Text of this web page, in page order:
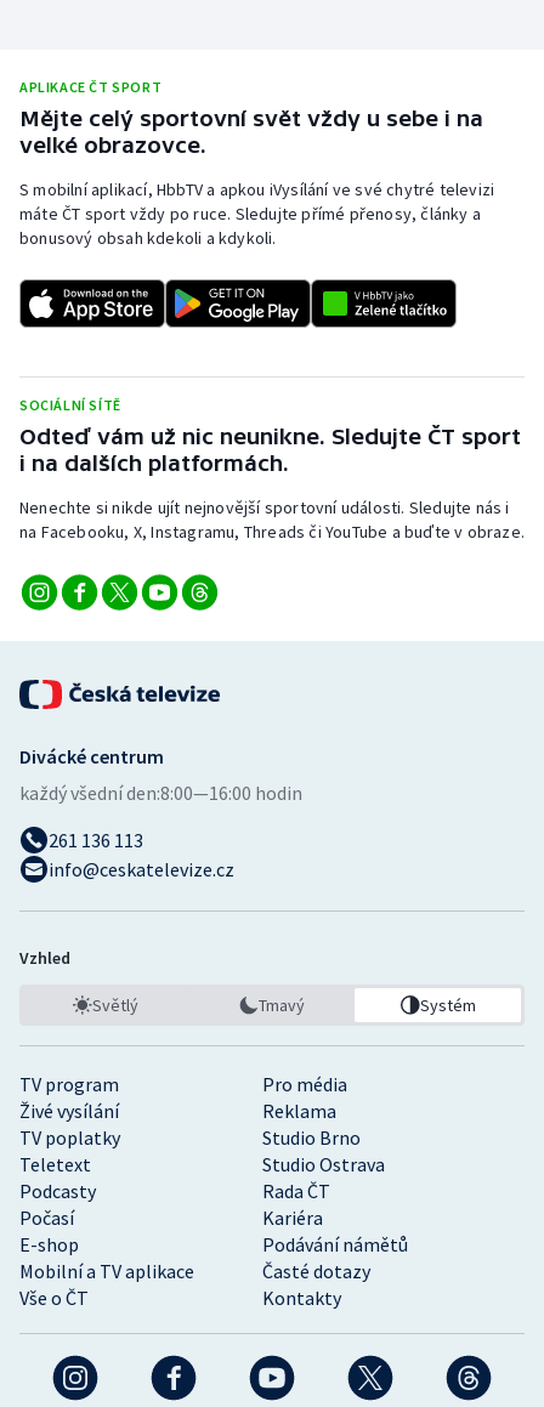
Short track
Sportovní střelba
Triatlon
Veslování
Vodní slalom
Volejbal
APLIKACE ČT SPORT
Mějte celý sportovní svět vždy u sebe i na
velké obrazovce.
S mobilní aplikací, HbbTV a apkou iVysílání ve své chytré televizi
máte ČT sport vždy po ruce. Sledujte přímé přenosy, články a
bonusový obsah kdekoli a kdykoli.
SOCIÁLNÍ SÍTĚ
Odteď vám už nic neunikne. Sledujte ČT sport
i na dalších platformách.
Nenechte si nikde ujít nejnovější sportovní události. Sledujte nás i
na Facebooku, X, Instagramu, Threads či YouTube a buďte v obraze.
TV program
Pro média
Živé vysílání
Reklama
TV poplatky
Studio Brno
Teletext
Studio Ostrava
Podcasty
Rada ČT
Počasí
Kariéra
E-shop
Podávání námětů
Mobilní a TV aplikace
Časté dotazy
Vše o ČT
Kontakty
Divácké centrum
každý všední den:8:00—16:00 hodin
261 136 113
info@ceskatelevize.cz
Vzhled
Světlý Tmavý Systém